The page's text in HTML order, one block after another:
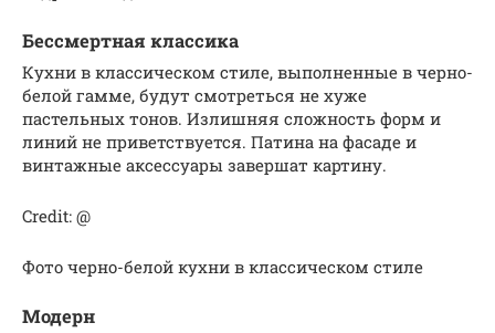
Бессмертная классика
Кухни в классическом стиле, выполненные в черно-
белой гамме, будут смотреться не хуже
пастельных тонов. Излишняя сложность форм и
линий не приветствуется. Патина на фасаде и
винтажные аксессуары завершат картину.
Credit: @
Фото черно-белой кухни в классическом стиле
Модерн